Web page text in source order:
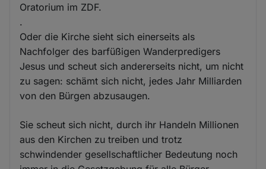
Oratorium im ZDF.
.
Oder die Kirche sieht sich einerseits als
Nachfolger des barfüßigen Wanderpredigers
Jesus und scheut sich andererseits nicht, um nicht
zu sagen: schämt sich nicht, jedes Jahr Milliarden
von den Bürgen abzusaugen.
Sie scheut sich nicht, durch ihr Handeln Millionen
aus den Kirchen zu treiben und trotz
schwindender gesellschaftlicher Bedeutung noch